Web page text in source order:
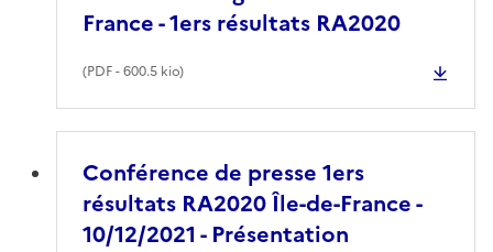
France - 1ers résultats RA2020
(PDF- 600.5 kio)
Conférence de presse 1ers
résultats RA2020 Île-de-France -
10/12/2021 - Présentation